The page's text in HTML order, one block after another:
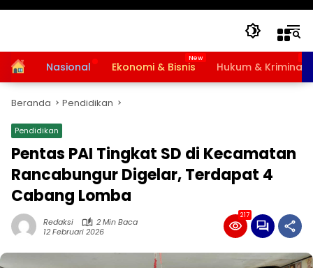
HomeNasional Ekonomi & Bisnis Hukum & Kriminal
Beranda Pendidikan
Pendidikan
Pentas PAI Tingkat SD di Kecamatan
Rancabungur Digelar, Terdapat 4
Cabang Lomba
Redaksi
2 Min Baca
12 Februari 2026
217